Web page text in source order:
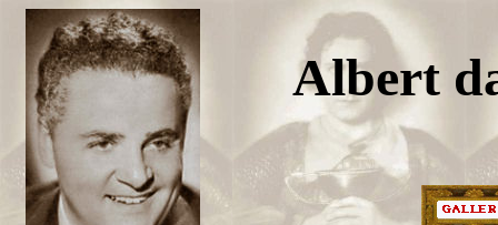
Albert